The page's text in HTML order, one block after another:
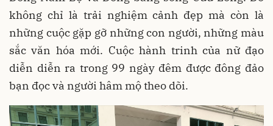
không chỉ là trải nghiệm cảnh đẹp mà còn là
những cuộc gặp gỡ những con người, những màu
sắc văn hóa mới. Cuộc hành trinh của nữ đạo
diễn diễn ra trong 99 ngày đêm được đông đảo
bạn đọc và người hâm mộ theo dõi.